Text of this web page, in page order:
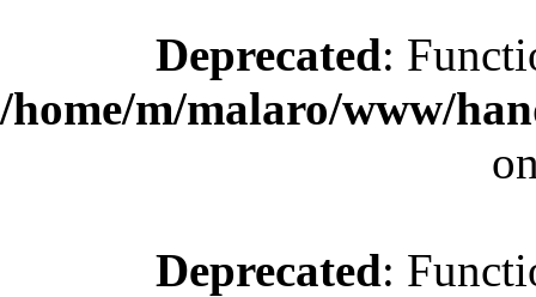
Deprecated:
/home/m/malaro/www/
Deprecated: